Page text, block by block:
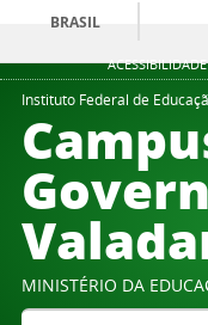
ACESSIBILIDADE
BRASIL
Instituto Federal de
MINISTÉRIO DA
Buscar no portal